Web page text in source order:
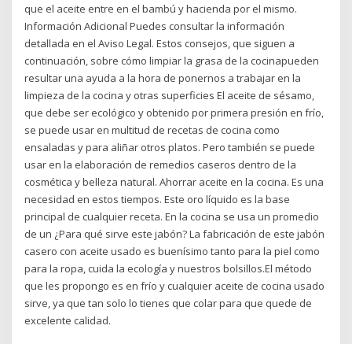
que el aceite entre en el bambú y hacienda por el mismo.
Información Adicional Puedes consultar la información
detallada en el Aviso Legal. Estos consejos, que siguen a
continuación, sobre cómo limpiar la grasa de la cocinapueden
resultar una ayuda a la hora de ponernos a trabajar en la
limpieza de la cocina y otras superficies El aceite de sésamo,
que debe ser ecológico y obtenido por primera presión en frío,
se puede usar en multitud de recetas de cocina como
ensaladas y para aliñar otros platos. Pero también se puede
usar en la elaboración de remedios caseros dentro de la
cosmética y belleza natural. Ahorrar aceite en la cocina. Es una
necesidad en estos tiempos. Este oro líquido es la base
principal de cualquier receta. En la cocina se usa un promedio
de un ¿Para qué sirve este jabón? La fabricación de este jabón
casero con aceite usado es buenísimo tanto para la piel como
para la ropa, cuida la ecología y nuestros bolsillos.El método
que les propongo es en frío y cualquier aceite de cocina usado
sirve, ya que tan solo lo tienes que colar para que quede de
excelente calidad.